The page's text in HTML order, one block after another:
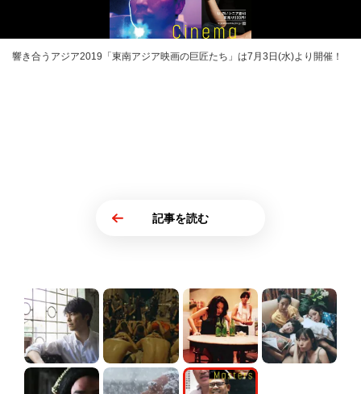
響き合うアジア2019「東南アジア映画の巨匠たち」は7月3日(水)より開催！
記事を読む